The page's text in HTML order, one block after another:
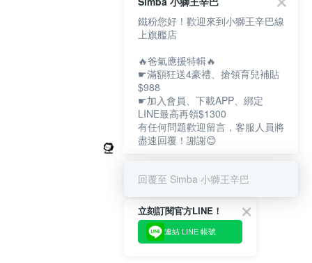
立刻訂閱官方LINE！
連結 LINE 帳號
鐵粉您好！歡迎來到小獅王辛巴線
上旗艦店
🔥爸氣應援特輯🔥
☛滿額狂送4豪禮、搶領育兒補貼
$988
☛加入會員、下載APP、綁定
LINE最高再領$1300
有任何問題歡迎留言，客服人員將
盡速回覆！謝謝😊
回覆至 Simba 小獅王辛巴